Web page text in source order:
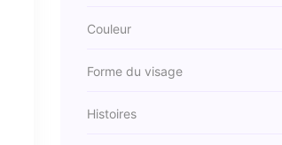
Couleur
Forme du visage
Histoires